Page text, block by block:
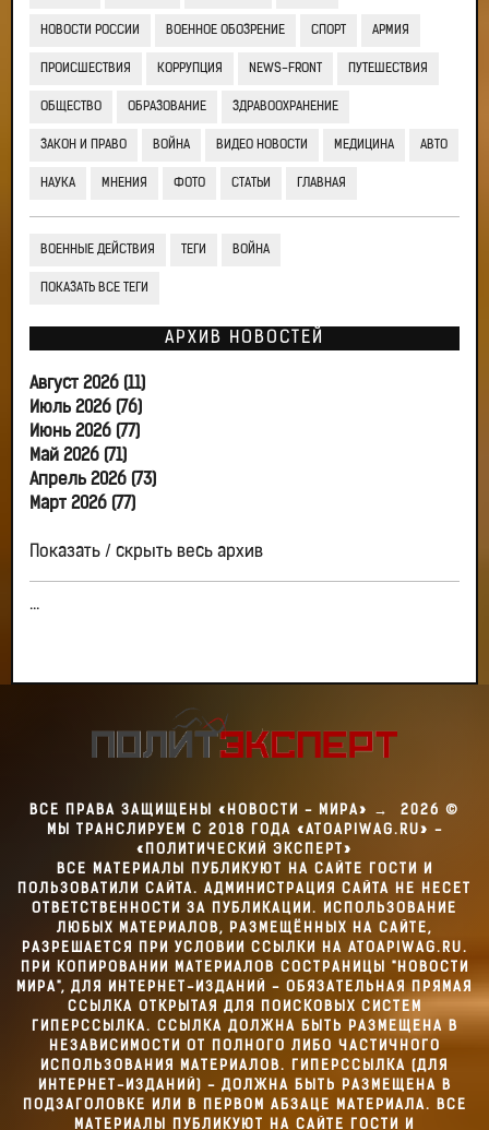
НОВОСТИ РОССИИ ВОЕННОЕ ОБОЗРЕНИЕ СПОРТ АРМИЯ
ПРОИСШЕСТВИЯ КОРРУПЦИЯ NEWS-FRONT ПУТЕШЕСТВИЯ
ОБЩЕСТВО ОБРАЗОВАНИЕ ЗДРАВООХРАНЕНИЕ
ЗАКОН И ПРАВО ВОЙНА ВИДЕО НОВОСТИ МЕДИЦИНА АВТО
НАУКА МНЕНИЯ ФОТО СТАТЬИ ГЛАВНАЯ
ВОЕННЫЕ ДЕЙСТВИЯ ТЕГИ ВОЙНА
ПОКАЗАТЬ ВСЕ ТЕГИ
АРХИВ НОВОСТЕЙ
Август 2026 (11)
Июль 2026 (76)
Июнь 2026 (77)
Май 2026 (71)
Апрель 2026 (73)
Март 2026 (77)
Показать / скрыть весь архив
...
ВСЕ ПРАВА ЗАЩИЩЕНЫ «НОВОСТИ - МИРА» → 2026 ©
МЫ ТРАНСЛИРУЕМ С 2018 ГОДА «ATOAPIWAG.RU» -
«ПОЛИТИЧЕСКИЙ ЭКСПЕРТ»
ВСЕ МАТЕРИАЛЫ ПУБЛИКУЮТ НА САЙТЕ ГОСТИ И
ПОЛЬЗОВАТИЛИ САЙТА. АДМИНИСТРАЦИЯ САЙТА НЕ НЕСЕТ
ОТВЕТСТВЕННОСТИ ЗА ПУБЛИКАЦИИ. ИСПОЛЬЗОВАНИЕ
ЛЮБЫХ МАТЕРИАЛОВ, РАЗМЕЩЁННЫХ НА САЙТЕ,
РАЗРЕШАЕТСЯ ПРИ УСЛОВИИ ССЫЛКИ НА ATOAPIWAG.RU.
ПРИ КОПИРОВАНИИ МАТЕРИАЛОВ СОСТРАНИЦЫ "НОВОСТИ
МИРА", ДЛЯ ИНТЕРНЕТ-ИЗДАНИЙ - ОБЯЗАТЕЛЬНАЯ ПРЯМАЯ
ССЫЛКА ОТКРЫТАЯ ДЛЯ ПОИСКОВЫХ СИСТЕМ
ГИПЕРССЫЛКА. ССЫЛКА ДОЛЖНА БЫТЬ РАЗМЕЩЕНА В
НЕЗАВИСИМОСТИ ОТ ПОЛНОГО ЛИБО ЧАСТИЧНОГО
ИСПОЛЬЗОВАНИЯ МАТЕРИАЛОВ. ГИПЕРССЫЛКА (ДЛЯ
ИНТЕРНЕТ-ИЗДАНИЙ) - ДОЛЖНА БЫТЬ РАЗМЕЩЕНА В
ПОДЗАГОЛОВКЕ ИЛИ В ПЕРВОМ АБЗАЦЕ МАТЕРИАЛА. ВСЕ
МАТЕРИАЛЫ ПУБЛИКУЮТ НА САЙТЕ ГОСТИ И